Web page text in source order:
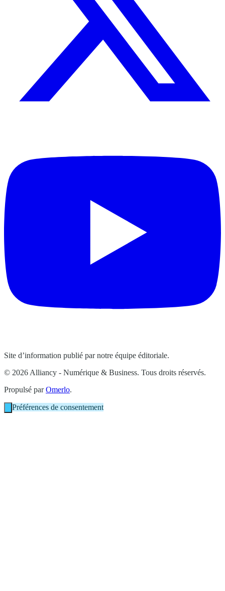
Site d’information publié par notre équipe éditoriale.
© 2026 Alliancy - Numérique & Business. Tous droits réservés.
Propulsé parOmerlo.
Préférences de consentement